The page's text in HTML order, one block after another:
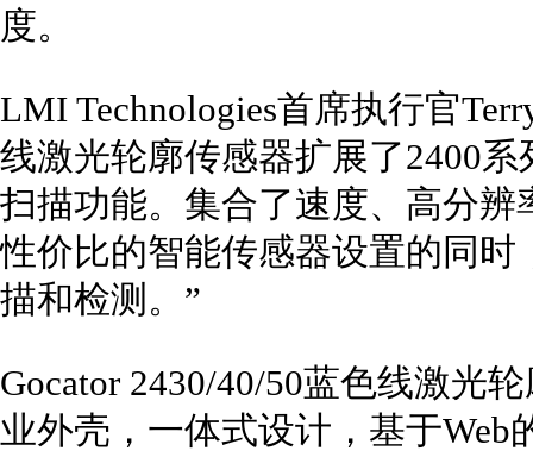
度。
LMI Technologies首席执行官
线激光轮廓传感器扩展了2400
扫描功能。集合了速度、高分
性价比的智能传感器设置的同
描和检测。”
Gocator 2430/40/50蓝色线激光
业外壳，一体式设计，基于